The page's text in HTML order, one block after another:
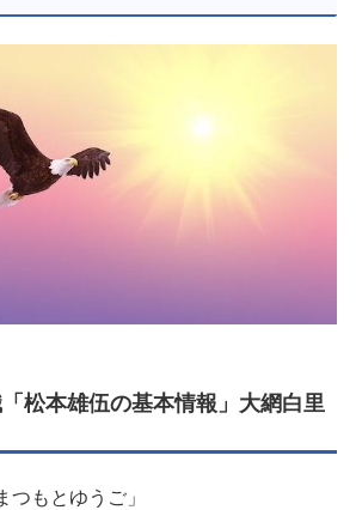
松本雄伍の基本情報」大網白里
つもとゆうご」